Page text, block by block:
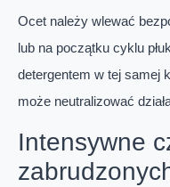
Ocet należy wlewać
lub na początku cyklu
detergentem w tej samej
może neutralizować
Intensywne